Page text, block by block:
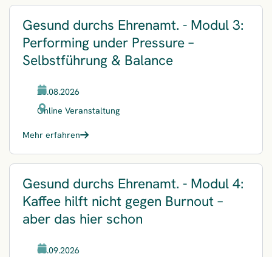
Gesund durchs Ehrenamt. - Modul 3:
Performing under Pressure –
Selbstführung & Balance
20.08.2026
Online Veranstaltung
Mehr erfahren
Gesund durchs Ehrenamt. - Modul 4:
Kaffee hilft nicht gegen Burnout –
aber das hier schon
08.09.2026